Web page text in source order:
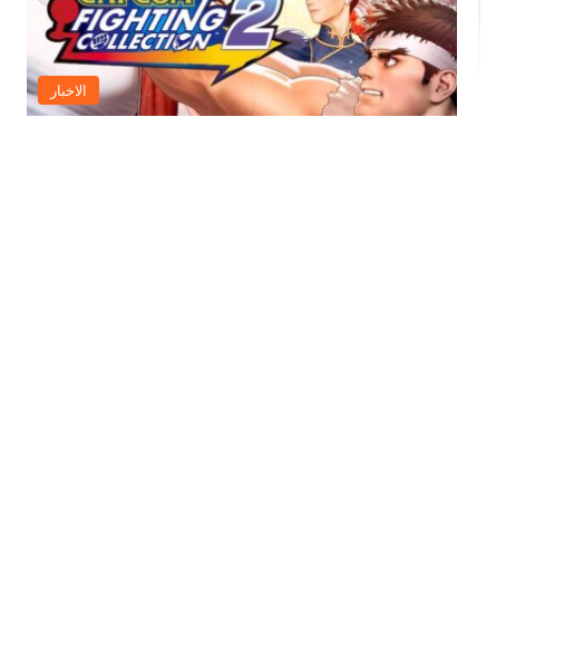
الاخبار